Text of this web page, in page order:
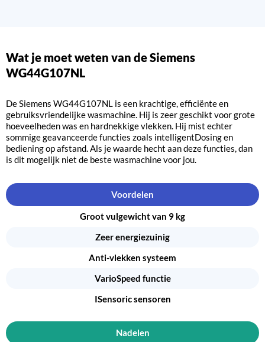
Wat je moet weten van de Siemens
WG44G107NL
De Siemens WG44G107NL is een krachtige, efficiënte en
gebruiksvriendelijke wasmachine. Hij is zeer geschikt voor grote
hoeveelheden was en hardnekkige vlekken. Hij mist echter
sommige geavanceerde functies zoals intelligentDosing en
bediening op afstand. Als je waarde hecht aan deze functies, dan
is dit mogelijk niet de beste wasmachine voor jou.
Voordelen
Groot vulgewicht van 9 kg
Zeer energiezuinig
Anti-vlekken systeem
VarioSpeed functie
ISensoric sensoren
Nadelen